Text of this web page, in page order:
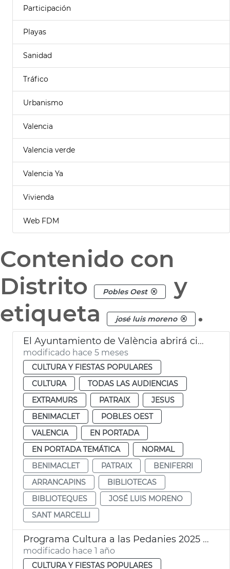
Participación
Playas
Sanidad
Tráfico
Urbanismo
Valencia
Valencia verde
Valencia Ya
Vivienda
Web FDM
Contenido con
Distrito
Pobles Oest
y
etiqueta
josé luis moreno .
El Ayuntamiento de València abrirá cinco bibliotecas 24 horas durante las épocas de exámenes
modificado hace 5 meses
CULTURA Y FIESTAS POPULARES
CULTURA
TODAS LAS AUDIENCIAS
EXTRAMURS
PATRAIX
JESUS
BENIMACLET
POBLES OEST
VALENCIA
EN PORTADA
EN PORTADA TEMÁTICA
NORMAL
BENIMACLET
PATRAIX
BENIFERRI
ARRANCAPINS
BIBLIOTECAS
BIBLIOTEQUES
JOSÉ LUIS MORENO
SANT MARCELLI
Programa Cultura a las Pedanies 2025 València
modificado hace 1 año
CULTURA Y FIESTAS POPULARES